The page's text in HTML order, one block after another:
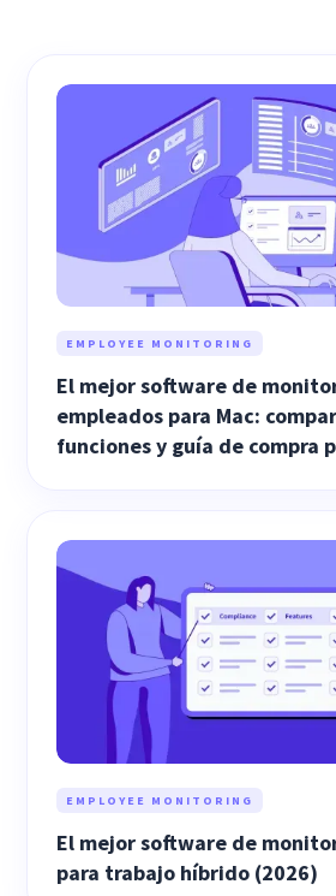
EMPLOYEE MONITORING
El mejor software de
empleados para Mac:
funciones y guía de compra
EMPLOYEE MONITORING
El mejor software de
para trabajo híbrido (2026)